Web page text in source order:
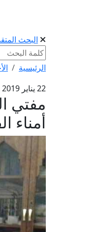
البحث
الرئيسية
22 يناير 2019 م
مفتي
أمناء